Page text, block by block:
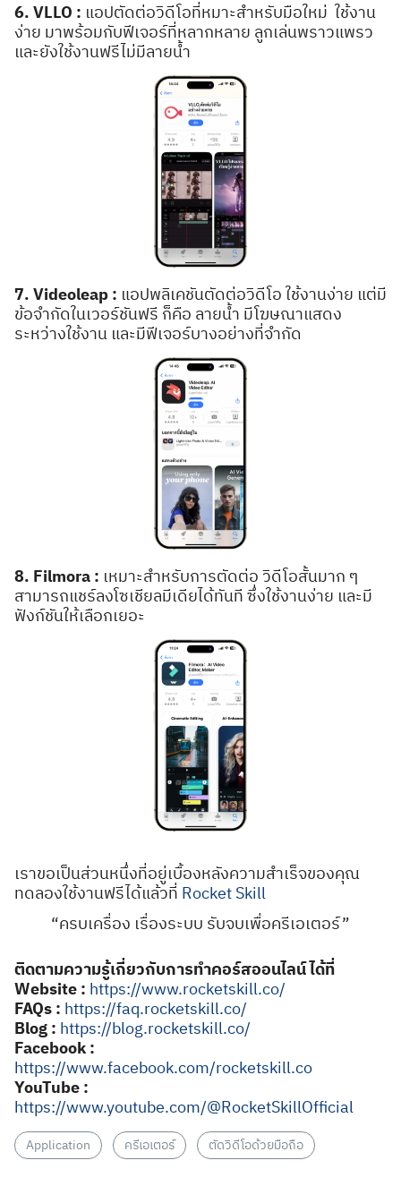
6. VLLO : แอปตัดต่อวิดีโอที่หมาะสำหรับมือใหม่ ใช้งาน
ง่าย มาพร้อมกับฟีเจอร์ที่หลากหลาย ลูกเล่นพราวแพรว
และยังใช้งานฟรีไม่มีลายน้ำ
7. Videoleap : แอปพลิเคชันตัดต่อวิดีโอ ใช้งานง่าย แต่มี
ข้อจำกัดในเวอร์ชันฟรี ก็คือ ลายน้ำ มีโฆษณาแสดง
ระหว่างใช้งาน และมีฟีเจอร์บางอย่างที่จำกัด
8. Filmora : เหมาะสำหรับการตัดต่อ วิดีโอสั้นมาก ๆ
สามารถแชร์ลงโซเชียลมีเดียได้ทันที ซึ่งใช้งานง่าย และมี
ฟังก์ชันให้เลือกเยอะ
เราขอเป็นส่วนหนึ่งที่อยู่เบื้องหลังความสำเร็จของคุณ
ทดลองใช้งานฟรีได้แล้วที่ Rocket Skill
“ครบเครื่อง เรื่องระบบ รับจบเพื่อครีเอเตอร์”
ติดตามความรู้เกี่ยวกับการทำคอร์สออนไลน์ ได้ที่
Website : https://www.rocketskill.co/
FAQs : https://faq.rocketskill.co/
Blog : https://blog.rocketskill.co/
Facebook :
https://www.facebook.com/rocketskill.co
YouTube :
https://www.youtube.com/@RocketSkillOfficial
Application ครีเอเตอร์ ตัดวิดีโอด้วยมือถือ